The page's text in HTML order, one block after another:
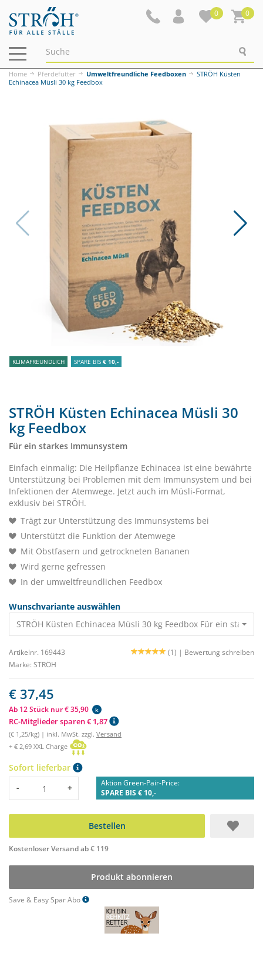
0 0
Navigation
ein-/ausblenden
Home Pferdefutter Umweltfreundliche Feedboxen
STRÖH Küsten
Echinacea Müsli 30 kg Feedbox
KLIMAFREUNDLICH SPARE BIS € 10,-
STRÖH Küsten Echinacea Müsli 30
kg Feedbox
Für ein starkes Immunsystem
Einfach einmalig: Die Heilpflanze Echinacea ist eine bewährte
Unterstützung bei Problemen mit dem Immunsystem und bei
Infektionen der Atemwege. Jetzt auch im Müsli-Format,
exklusiv bei STRÖH.
Trägt zur Unterstützung des Immunsystems bei
Unterstützt die Funktion der Atemwege
Mit Obstfasern und getrockneten Bananen
Wird gerne gefressen
In der umweltfreundlichen Feedbox
Wunschvariante auswählen
STRÖH Küsten Echinacea Müsli 30 kg Feedbox Für ein
Artikelnr. 169443 (1) | Bewertung schreiben
Marke: STRÖH
€ 37,45
Ab 12 Stück nur € 35,90 k
RC-Mitglieder sparen € 1,87
(€ 1,25/kg) | inkl. MwSt. zzgl. Versand
+ € 2,69 XXL Charge
Sofort lieferbar
Menge
- +
Aktion Green-Pair-Price:
SPARE BIS € 10,-
Bestellen
Kostenloser Versand ab € 119
Produkt abonnieren
Save & Easy Spar Abo